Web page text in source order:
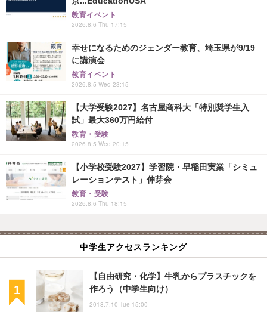
教育イベント
2026.8.6 Thu 17:15
幸せになるためのジェンダー教育、埼玉県が9/19
に講演会
教育イベント
2026.8.5 Wed 23:15
【大学受験2027】名古屋商科大「特別奨学生入
試」最大360万円給付
教育・受験
2026.8.5 Wed 20:15
【小学校受験2027】学習院・早稲田実業「シミュ
レーションテスト」伸芽会
教育・受験
2026.8.6 Thu 18:15
中学生アクセスランキング
【自由研究・化学】牛乳からプラスチックを
作ろう（中学生向け）
2018.7.10 Tue 15:00